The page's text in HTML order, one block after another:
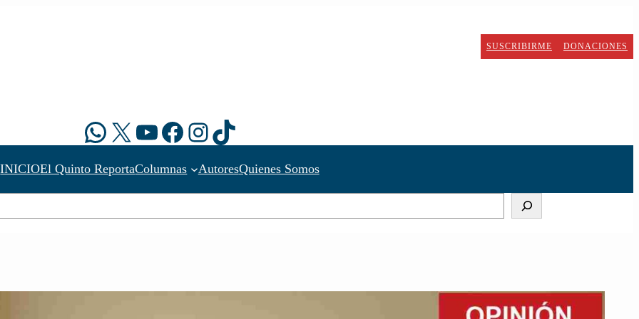
SUSCRIBIRME DONACIONES
WhatsApp
X YouTube
Facebook
Instagram
TikTok
INICIOEl Quinto ReportaColumnas AutoresQuienes Somos